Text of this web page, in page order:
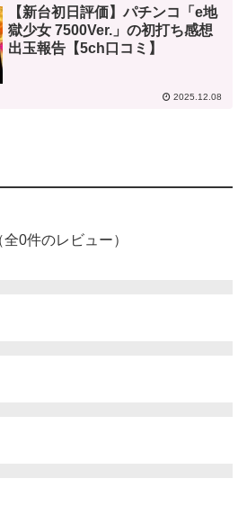
【新台初日評価】パチンコ「e地
獄少女 7500Ver.」の初打ち感想
出玉報告【5ch口コミ】
2025.12.08
0件のレビュー）